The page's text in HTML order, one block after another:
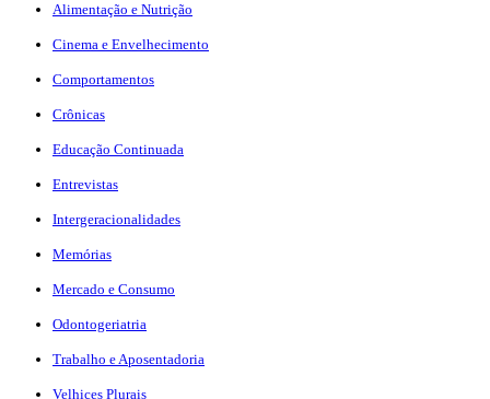
Alimentação e Nutrição
Cinema e Envelhecimento
Comportamentos
Crônicas
Educação Continuada
Entrevistas
Intergeracionalidades
Memórias
Mercado e Consumo
Odontogeriatria
Trabalho e Aposentadoria
Velhices Plurais